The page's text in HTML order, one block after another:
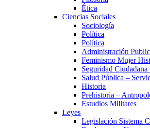
Ética
Ciencias Sociales
Sociología
Política
Política
Administración
Feminismo Mujer
Seguridad
Salud Pública –
Historia
Prehistoria –
Estudios Militares
Leyes
Legislación Sistema